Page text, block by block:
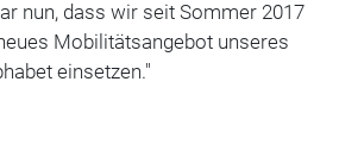
nun, dass wir seit Sommer 2017
Mobilitätsangebot unseres
einsetzen."